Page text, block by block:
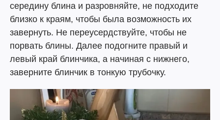
середину блина и разровняйте, не подходите
близко к краям, чтобы была возможность их
завернуть. Не переусердствуйте, чтобы не
порвать блины. Далее подогните правый и
левый край блинчика, а начиная с нижнего,
заверните блинчик в тонкую трубочку.